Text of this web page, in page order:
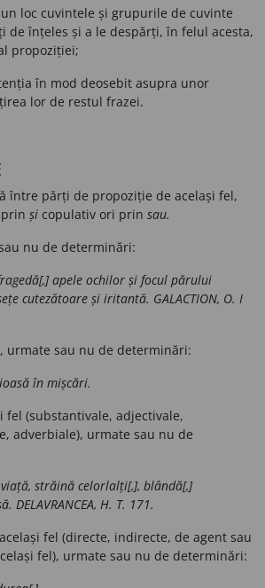
loc cuvintele și grupurile de cuvinte
de înțeles și a le despărți, în felul acesta,
propoziției;
în mod deosebit asupra unor
lor de restul frazei.
între părți de propoziție de același fel,
și copulativ ori prin sau.
nu de determinări:
apele ochilor și focul părului
cutezătoare și iritantă. GALACTION, O. I
urmate sau nu de determinări:
în mișcări.
fel (substantivale, adjectivale,
adverbiale), urmate sau nu de
străină celorlalți[,], blândă[,]
DELAVRANCEA, H. T. 171.
fel (directe, indirecte, de agent sau
fel), urmate sau nu de determinări: